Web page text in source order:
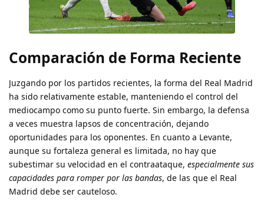
Comparación de Forma Reciente
Juzgando por los partidos recientes, la forma del Real Madrid
ha sido relativamente estable, manteniendo el control del
mediocampo como su punto fuerte. Sin embargo, la defensa
a veces muestra lapsos de concentración, dejando
oportunidades para los oponentes. En cuanto a Levante,
aunque su fortaleza general es limitada, no hay que
subestimar su velocidad en el contraataque, especialmente sus
capacidades para romper por las bandas, de las que el Real
Madrid debe ser cauteloso.